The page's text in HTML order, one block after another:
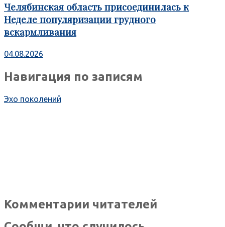
Челябинская область присоединилась к
Неделе популяризации грудного
вскармливания
04.08.2026
Навигация по записям
Эхо поколений
Комментарии читателей